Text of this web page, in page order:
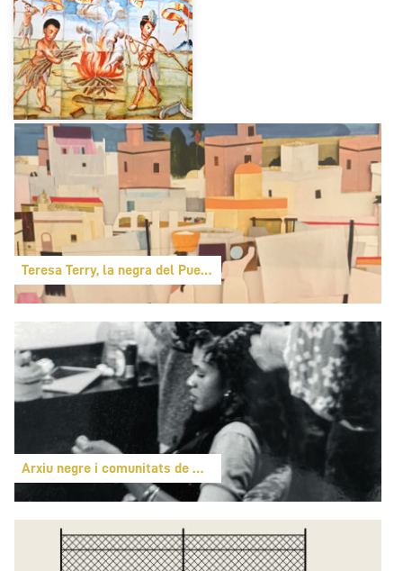
Teresa Terry, la negra del Puerto de Santa María
Arxiu negre i comunitats de memòria